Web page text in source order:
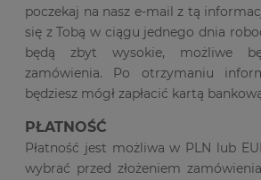
poczekaj na nasz e-mail z tą
się z Tobą w ciągu jednego dnia
będą zbyt wysokie, możliwe
zamówienia. Po otrzymaniu
będziesz mógł zapłacić kartą
PŁATNOŚĆ
Płatność jest możliwa w PLN lub
wybrać przed złożeniem